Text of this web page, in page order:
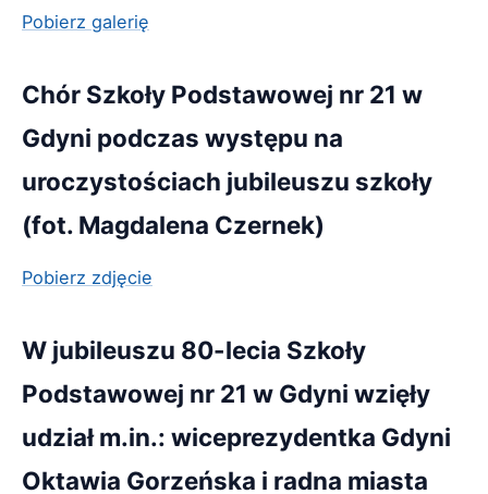
Pobierz galerię
Chór Szkoły Podstawowej nr 21 w
Gdyni podczas występu na
uroczystościach jubileuszu szkoły
(fot. Magdalena Czernek)
Pobierz zdjęcie
W jubileuszu 80-lecia Szkoły
Podstawowej nr 21 w Gdyni wzięły
udział m.in.: wiceprezydentka Gdyni
Oktawia Gorzeńska i radna miasta